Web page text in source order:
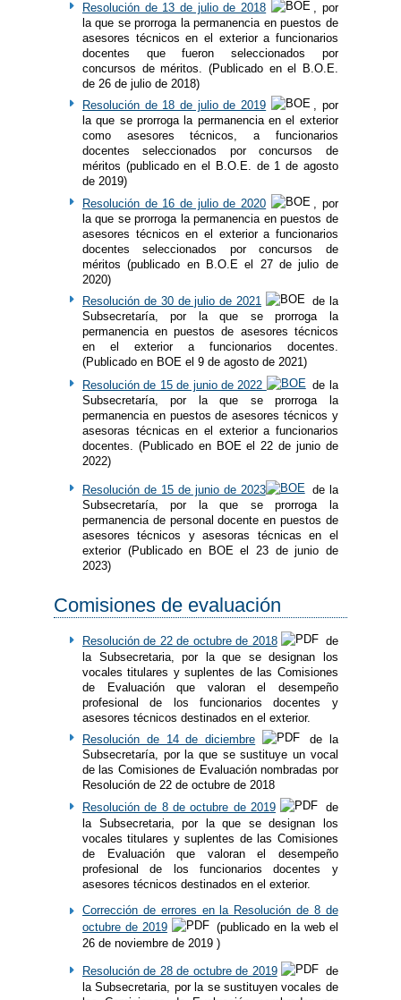
Resolución de 13 de julio de 2018
, por
la que se prorroga la permanencia en puestos de
asesores técnicos en el exterior a funcionarios
docentes que fueron seleccionados por
concursos de méritos. (Publicado en el B.O.E.
de 26 de julio de 2018)
Resolución de 18 de julio de 2019
, por
la que se prorroga la permanencia en el exterior
como asesores técnicos, a funcionarios
docentes seleccionados por concursos de
méritos (publicado en el B.O.E. de 1 de agosto
de 2019)
Resolución de 16 de julio de 2020
, por
la que se prorroga la permanencia en puestos de
asesores técnicos en el exterior a funcionarios
docentes seleccionados por concursos de
méritos (publicado en B.O.E el 27 de julio de
2020)
Resolución de 30 de julio de 2021
de la
Subsecretaría, por la que se prorroga la
permanencia en puestos de asesores técnicos
en el exterior a funcionarios docentes.
(Publicado en BOE el 9 de agosto de 2021)
Resolución de 15 de junio de 2022
de la
Subsecretaría, por la que se prorroga la
permanencia en puestos de asesores técnicos y
asesoras técnicas en el exterior a funcionarios
docentes. (Publicado en BOE el 22 de junio de
2022)
Resolución de 15 de junio de 2023
de la
Subsecretaría, por la que se prorroga la
permanencia de personal docente en puestos de
asesores técnicos y asesoras técnicas en el
exterior (Publicado en BOE el 23 de junio de
2023)
Comisiones de evaluación
Resolución de 22 de octubre de 2018
de
la Subsecretaria, por la que se designan los
vocales titulares y suplentes de las Comisiones
de Evaluación que valoran el desempeño
profesional de los funcionarios docentes y
asesores técnicos destinados en el exterior.
Resolución de 14 de diciembre
de la
Subsecretaría, por la que se sustituye un vocal
de las Comisiones de Evaluación nombradas por
Resolución de 22 de octubre de 2018
Resolución de 8 de octubre de 2019
de
la Subsecretaria, por la que se designan los
vocales titulares y suplentes de las Comisiones
de Evaluación que valoran el desempeño
profesional de los funcionarios docentes y
asesores técnicos destinados en el exterior.
Corrección de errores en la Resolución de 8 de
octubre de 2019
(publicado en la web el
26 de noviembre de 2019 )
Resolución de 28 de octubre de 2019
de
la Subsecretaria, por la se sustituyen vocales de